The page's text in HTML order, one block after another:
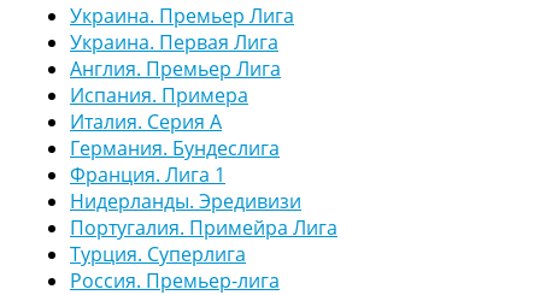
Украина. Премьер Лига
Украина. Первая Лига
Англия. Премьер Лига
Испания. Примера
Италия. Серия А
Германия. Бундеслига
Франция. Лига 1
Нидерланды. Эредивизи
Португалия. Примейра Лига
Турция. Суперлига
Россия. Премьер-лига